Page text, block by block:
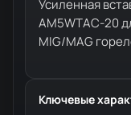
Усиленная
AM5WTAC-20
MIG/MAG
Ключевые